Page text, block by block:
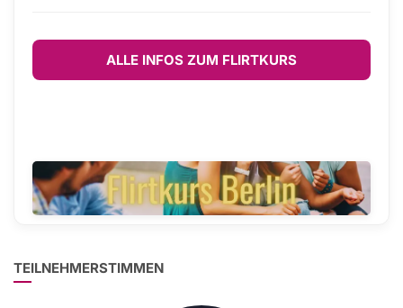
ALLE INFOS ZUM FLIRTKURS
TEILNEHMERSTIMMEN